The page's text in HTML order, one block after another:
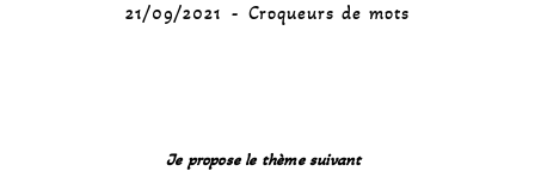
21/09/2021 Croqueurs de mots
Je propose le thème suivant